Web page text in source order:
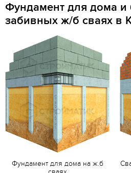
Фундамент для дома и
забивных ж/б сваях в
Фундамент для дома на ж.б